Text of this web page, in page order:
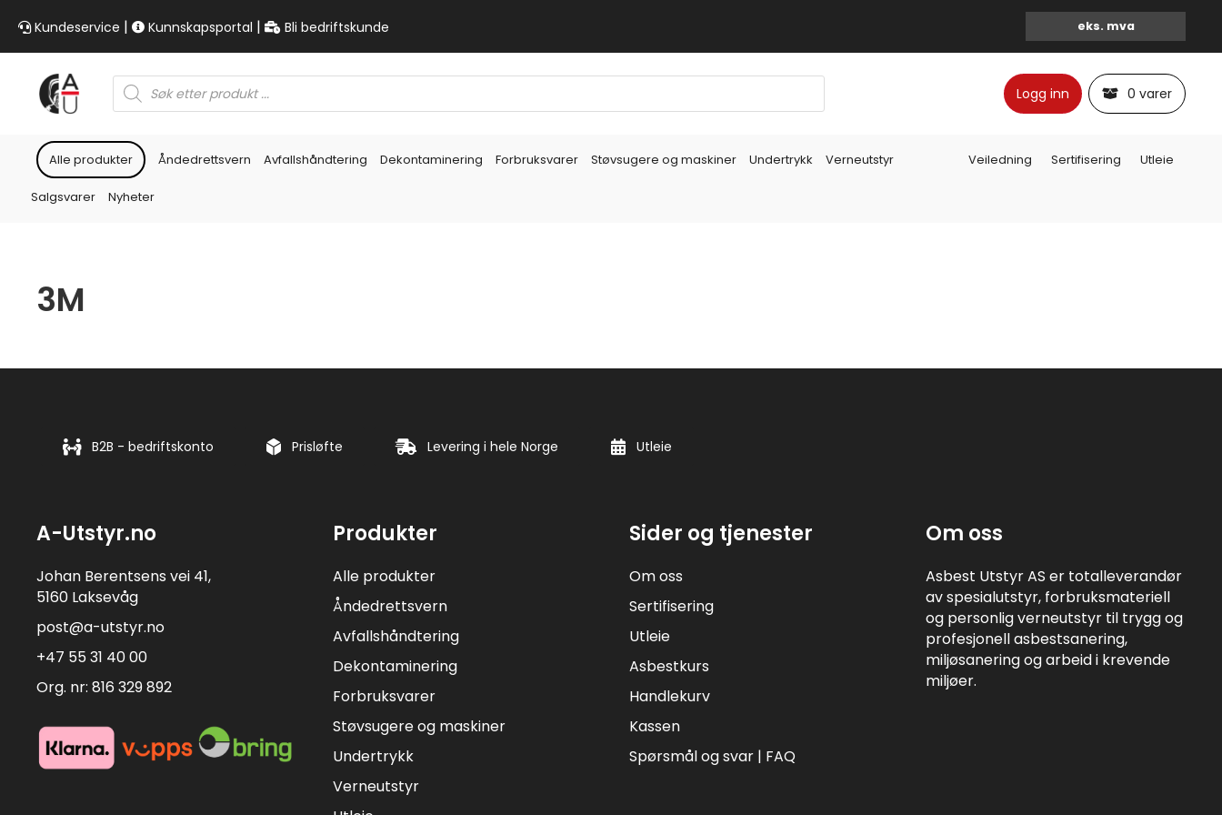
Kundeservice | Kunnskapsportal | Bli bedriftskunde
Products
search Logg inn 0 varer
Alle produkter Åndedrettsvern Avfallshåndtering Dekontaminering Forbruksvarer Støvsugere og maskiner Undertrykk Verneutstyr
Salgsvarer Nyheter
Veiledning Sertifisering Utleie
3M
B2B - bedriftskonto Prisløfte Levering i hele Norge Utleie
A-Utstyr.no
Johan Berentsens vei 41,
5160 Laksevåg
post@a-utstyr.no
+47 55 31 40 00
Org. nr: 816 329 892
Produkter
Alle produkter
Åndedrettsvern
Avfallshåndtering
Dekontaminering
Forbruksvarer
Støvsugere og maskiner
Undertrykk
Verneutstyr
Sider og tjenester
Om oss
Sertifisering
Utleie
Asbestkurs
Handlekurv
Kassen
Spørsmål og svar | FAQ
Om oss
Asbest Utstyr AS er totalleverandør
av spesialutstyr, forbruksmateriell
og personlig verneutstyr til trygg og
profesjonell asbestsanering,
miljøsanering og arbeid i krevende
miljøer.